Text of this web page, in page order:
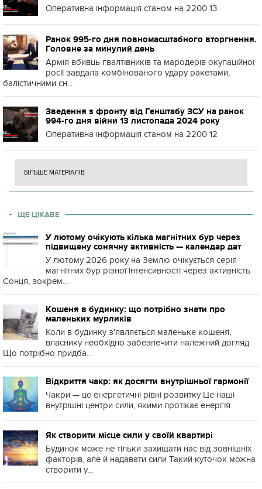
Оперативна інформація станом на 2200 13
Ранок 995-го дня повномасштабного вторгнення.
Головне за минулий день
Армія вбивць ґвалтівників та мародерів окупаційної
росії завдала комбінованого удару ракетами,
балістичними сн...
Зведення з фронту від Генштабу ЗСУ на ранок
994-го дня війни 13 листопада 2024 року
Оперативна інформація станом на 2200 12
БІЛЬШЕ МАТЕРІАЛІВ
ЩЕ ЦІКАВЕ
У лютому очікують кілька магнітних бур через
підвищену сонячну активність — календар дат
У лютому 2026 року на Землю очікується серія
магнітних бур різної інтенсивності через активність
Сонця, зокрем...
Кошеня в будинку: що потрібно знати про
маленьких мурликів
Коли в будинку з'являється маленьке кошеня,
власнику необхідно забезпечити належний догляд
Що потрібно придба...
Відкриття чакр: як досягти внутрішньої гармонії
Чакри — це енергетичні рівні розвитку Це наші
внутрішні центри сили, якими протікає енергія
Як створити місце сили у своїй квартирі
Будинок може не тільки захищати нас від зовнішніх
факторів, але й надавати сили Такий куточок можна
створити у...